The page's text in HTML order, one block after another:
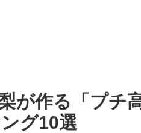
が作る「プチ
グ10選